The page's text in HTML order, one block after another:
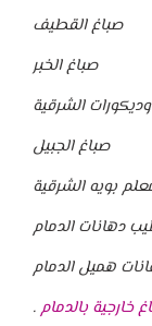
صباغ القطيف
صباغ الخبر
الشرقية
صباغ الجبيل
بويه الشرقية
دهانات الدمام
هميل الدمام
خارجية بالدمام.